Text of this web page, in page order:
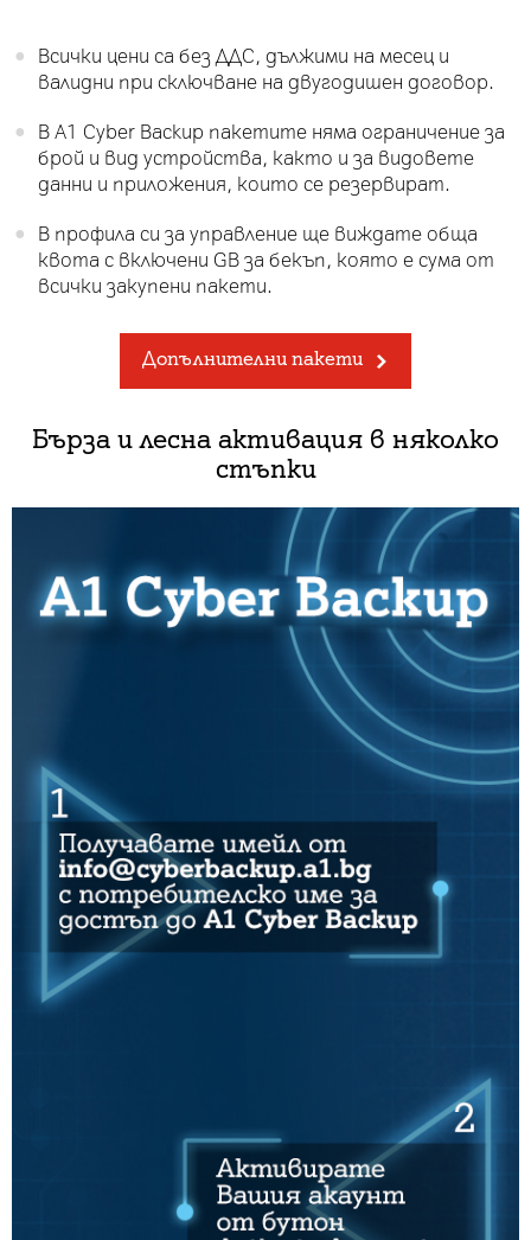
Всички цени са без ДДС, дължими на месец и
валидни при сключване на двугодишен договор.
В А1 Cyber Backup пакетите няма ограничение за
брой и вид устройства, както и за видовете
данни и приложения, които се резервират.
В профила си за управление ще виждате обща
квота с включени GB за бекъп, която е сума от
всички закупени пакети.
Допълнителни пакети
Бърза и лесна активация в няколко
стъпки